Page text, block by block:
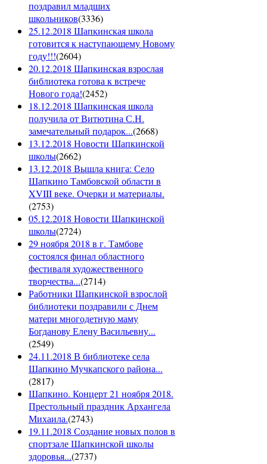
поздравил младших
школьников(3336)
25.12.2018 Шапкинская школа
готовится к наступающему Новому
году!!!(2604)
20.12.2018 Шапкинская взрослая
библиотека готова к встрече
Нового года!(2452)
18.12.2018 Шапкинская школа
получила от Витютина С.Н.
замечательный подарок...(2668)
13.12.2018 Новости Шапкинской
школы(2662)
13.12.2018 Вышла книга: Село
Шапкино Тамбовской области в
XVIII веке. Очерки и материалы.
(2753)
05.12.2018 Новости Шапкинской
школы(2724)
29 ноября 2018 в г. Тамбове
состоялся финал областного
фестиваля художественного
творчества...(2714)
Работники Шапкинской взрослой
библиотеки поздравили с Днем
матери многодетную маму
Богданову Елену Васильевну...
(2549)
24.11.2018 В библиотеке села
Шапкино Мучкапского района...
(2817)
Шапкино. Концерт 21 ноября 2018.
Престольный праздник Архангела
Михаила.(2743)
19.11.2018 Создание новых полов в
спортзале Шапкинской школы
здоровья...(2737)